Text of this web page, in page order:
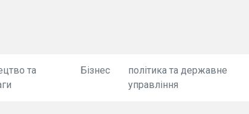
та
Бізнес
політика та державне
управління